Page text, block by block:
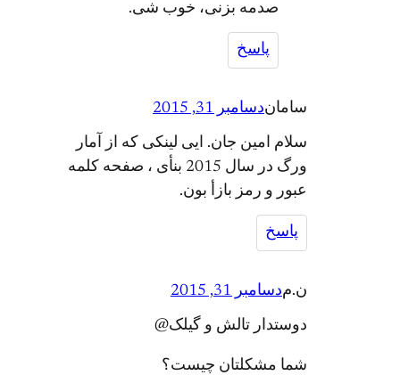
صدمه بزنی، خوب شی.
پاسخ
ساماندسامبر 31, 2015
سلام امین جان. ایی لینکی که از آمار
ورگ در سال 2015 بنأی ، صفحه کلمه
عبور و رمز بازأ بون.
پاسخ
ن.مدسامبر 31, 2015
دوستدار تالش و گیلک@
شما مشکلتان چیست؟